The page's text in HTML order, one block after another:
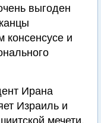
выгоден
консенсусе и
Ирана
Израиль и
мечети.